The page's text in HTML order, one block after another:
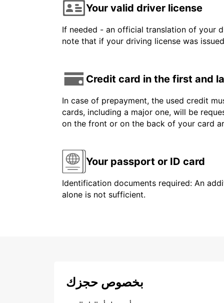
Your valid driver license
If needed - an official translation of your
note that if your driving license was
Credit card in the first and
In case of prepayment, the used credit
cards, including a major one, will be
on the front or on the back of your card
Your passport or ID card
Identification documents required: An
alone is not sufficient.
بخصوص حجزك